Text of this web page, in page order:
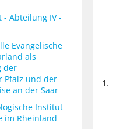
- Abteilung IV -
Evangelische
als
der
Pfalz und der
an der Saar
Institut
im Rheinland